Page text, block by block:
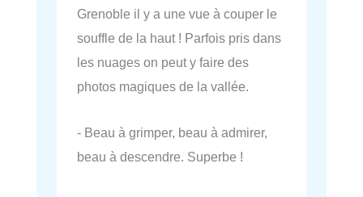
Grenoble il y a une vue à couper le
souffle de la haut ! Parfois pris dans
les nuages on peut y faire des
photos magiques de la vallée.
- Beau à grimper, beau à admirer,
beau à descendre. Superbe !